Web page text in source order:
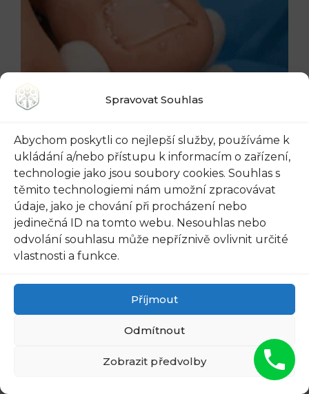
Spravovat Souhlas
Abychom poskytli co nejlepší služby, používáme k
ukládání a/nebo přístupu k informacím o zařízení,
technologie jako jsou soubory cookies. Souhlas s
těmito technologiemi nám umožní zpracovávat
údaje, jako je chování při procházení nebo
jedinečná ID na tomto webu. Nesouhlas nebo
odvolání souhlasu může nepříznivě ovlivnit určité
vlastnosti a funkce.
Příjmout
Odmítnout
Zobrazit předvolby
FUNGUS DRIES UP AND FALLS
OFF AFTER THE FIRST USE